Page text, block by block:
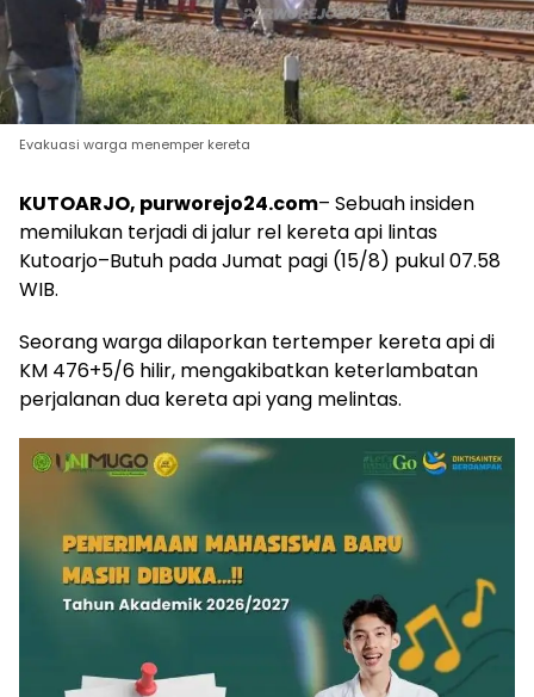
Evakuasi warga menemper kereta
KUTOARJO, purworejo24.com– Sebuah insiden
memilukan terjadi di jalur rel kereta api lintas
Kutoarjo–Butuh pada Jumat pagi (15/8) pukul 07.58
WIB.
Seorang warga dilaporkan tertemper kereta api di
KM 476+5/6 hilir, mengakibatkan keterlambatan
perjalanan dua kereta api yang melintas.